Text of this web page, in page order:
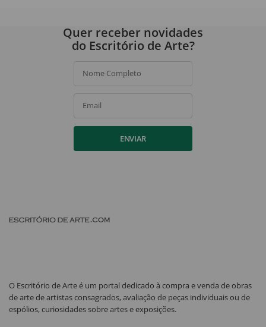
Quer receber novidades
do Escritório de Arte?
Nome Completo
Email
ENVIAR
O Escritório de Arte é um portal dedicado à compra e venda de obras
de arte de artistas consagrados, avaliação de peças individuais ou de
espólios, curiosidades sobre artes e exposições.